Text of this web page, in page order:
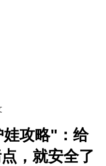
攻略"：给
，就安全了